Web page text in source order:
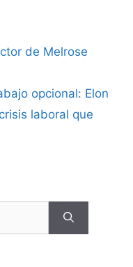
de Melrose
opcional: Elon
laboral que